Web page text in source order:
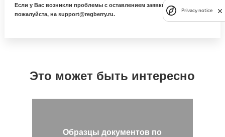
Если у Вас возникли проблемы с оставлением заявки, напишите нам,
пожалуйста, на support@regberry.ru.
Это может быть интересно
Образцы документов по
Privacy notice